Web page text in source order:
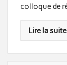
colloque de
Lire la suite